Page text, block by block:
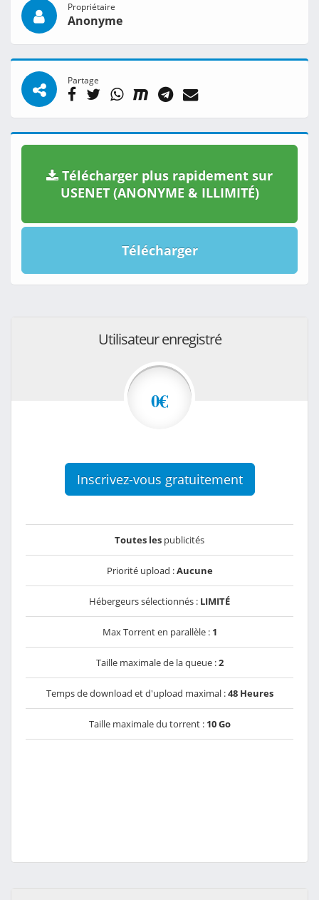
Propriétaire
Anonyme
Partage
Télécharger plus rapidement sur
USENET (ANONYME & ILLIMITÉ)
Télécharger
Utilisateur enregistré
0€
Inscrivez-vous gratuitement
Toutes les publicités
Priorité upload :Aucune
Hébergeurs sélectionnés : LIMITÉ
Max Torrent en parallèle : 1
Taille maximale de la queue :2
Temps de download et d'upload maximal :48 Heures
Taille maximale du torrent : 10 Go